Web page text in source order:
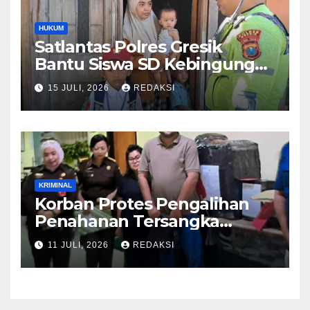
HUKUM
Satlantas Polres Gresik
Bantu Siswa SD Kebingungan
Saat Pulang Sekolah,
Langsung Diantar ke Rumah
Orang Tua Lega
15 JULI, 2026 REDAKSI
KRIMINAL
Korban Protes Pengalihan
Penahanan Tersangka
Pemalsuan Merek Skincare,
Kasi Penkum Kejati Jatim:
Nanti Saya Tegur Jaksanya
11 JULI, 2026 REDAKSI